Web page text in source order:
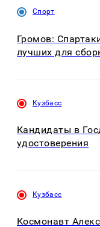
Спорт
Громов:
лучших для
Кузбасс
Кандидаты в
удостоверения
Кузбасс
Космонавт